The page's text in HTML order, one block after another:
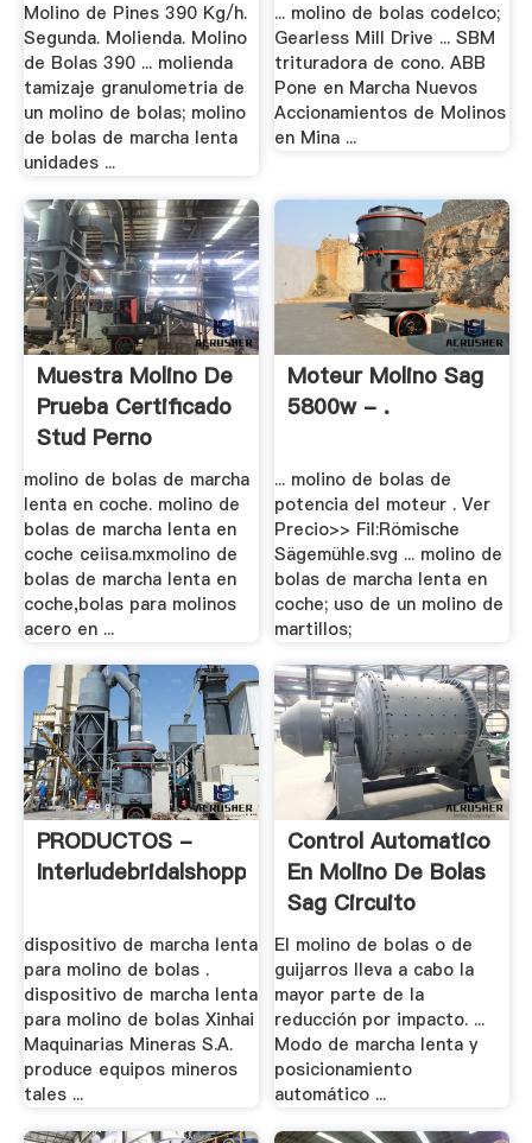
Molino de Pines 390 Kg/h.
Segunda. Molienda. Molino
de Bolas 390 ... molienda
tamizaje granulometria de
un molino de bolas; molino
de bolas de marcha lenta
unidades ...
... molino de bolas codelco;
Gearless Mill Drive ... SBM
trituradora de cono. ABB
Pone en Marcha Nuevos
Accionamientos de Molinos
en Mina ...
Muestra Molino De
Prueba Certificado
Stud Perno
molino de bolas de marcha
lenta en coche. molino de
bolas de marcha lenta en
coche ceiisa.mxmolino de
bolas de marcha lenta en
coche,bolas para molinos
acero en ...
Moteur Molino Sag
5800w - .
... molino de bolas de
potencia del moteur . Ver
Precio>> Fil:Römische
Sägemühle.svg ... molino de
bolas de marcha lenta en
coche; uso de un molino de
martillos;
PRODUCTOS -
Interludebridalshoppe
dispositivo de marcha lenta
para molino de bolas .
dispositivo de marcha lenta
para molino de bolas Xinhai
Maquinarias Mineras S.A.
produce equipos mineros
tales ...
Control Automatico
En Molino De Bolas
Sag Circuito
El molino de bolas o de
guijarros lleva a cabo la
mayor parte de la
reducción por impacto. ...
Modo de marcha lenta y
posicionamiento
automático ...